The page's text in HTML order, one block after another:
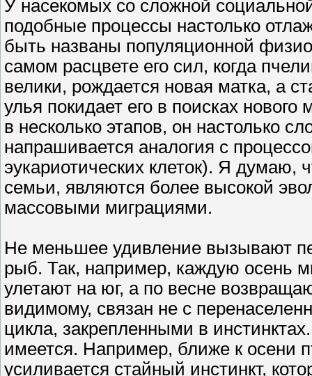
У насекомых со сложной
подобные процессы настолько
быть названы популяционной
самом расцвете его сил, когда
велики, рождается новая матка, а
улья покидает его в поисках
в несколько этапов, он настолько
напрашивается аналогия с
эукариотических клеток). Я
семьи, являются более высокой
массовыми миграциями.
Не меньшее удивление вызывают
рыб. Так, например, каждую осень
улетают на юг, а по весне
видимому, связан не с
цикла, закрепленными в
имеется. Например, ближе к осени
усиливается стайный инстинкт,